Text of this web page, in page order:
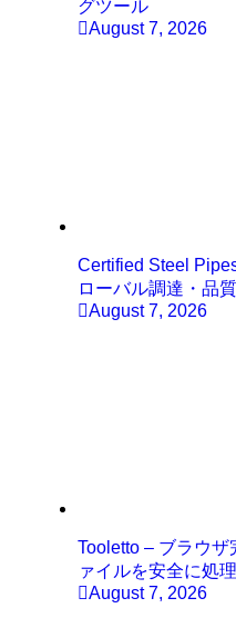
グツール
August 7, 2026
Certified Steel
ローバル調達・品
August 7, 2026
Tooletto – ブラウ
ァイルを安全に処理
August 7, 2026